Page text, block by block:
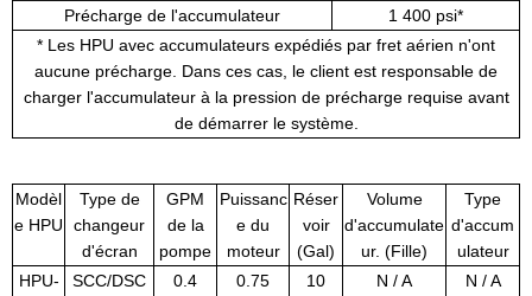
Précharge de l'accumulateur
1 400 psi*
* Les HPU avec accumulateurs expédiés par fret aérien n'ont
aucune précharge. Dans ces cas, le client est responsable de
charger l'accumulateur à la pression de précharge requise avant
de démarrer le système.
Modèl
e HPU
Type de
changeur
d'écran
GPM
de la
pompe
Puissanc
e du
moteur
Réser
voir
(Gal)
Volume
d'accumulate
ur. (Fille)
Type
d'accum
ulateur
HPU-
SCC/DSC 0.4 0.75 10 N / A N / A